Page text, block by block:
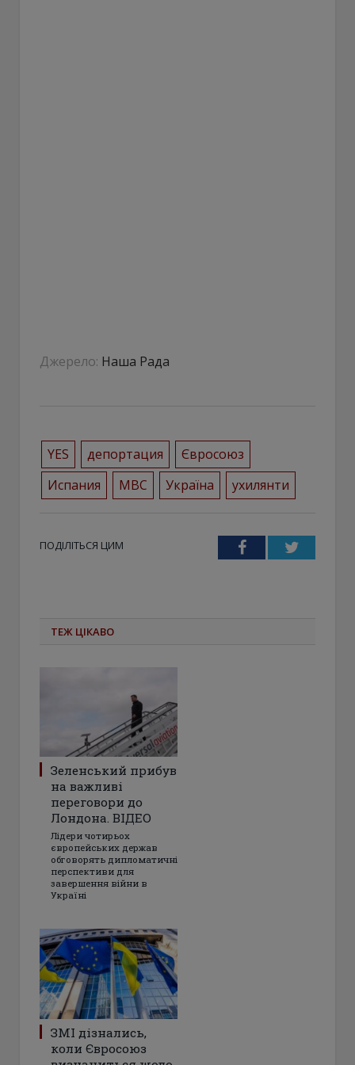
Джерело: Наша Рада
YES депортация
Євросоюз
Испания
МВС Україна ухилянти
ПОДІЛІТЬСЯ ЦИМ FacebookTwitter
ТЕЖ ЦІКАВО
Зеленський прибув
на важливі
переговори до
Лондона. ВІДЕО
Лідери чотирьох
європейських держав
обговорять дипломатичні
перспективи для
завершення війни в
Україні
ЗМІ дізнались,
коли Євросоюз